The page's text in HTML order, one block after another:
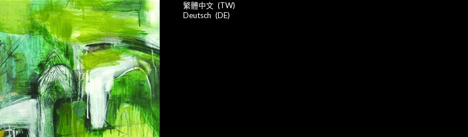
繁體中文
TW
Deutsch
DE